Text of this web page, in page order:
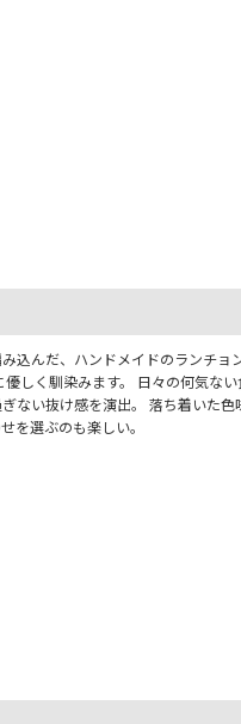
込んだ、ハンドメイドのランチョ
しく馴染みます。 日々の何気ない
ない抜け感を演出。 落ち着いた色
を選ぶのも楽しい。